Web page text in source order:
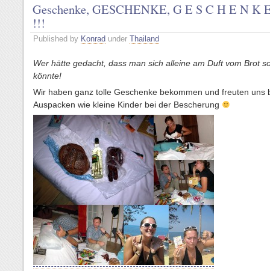
Geschenke, GESCHENKE, G E S C H E N K
!!!
Published by Konrad under Thailand
Wer hätte gedacht, dass man sich alleine am Duft vom Brot
könnte!
Wir haben ganz tolle Geschenke bekommen und freuten uns
Auspacken wie kleine Kinder bei der Bescherung